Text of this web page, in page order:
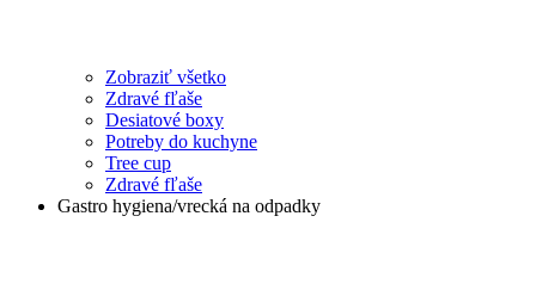
Zobraziť všetko
Zdravé fľaše
Desiatové boxy
Potreby do kuchyne
Tree cup
Zdravé fľaše
Gastro hygiena/vrecká na odpadky